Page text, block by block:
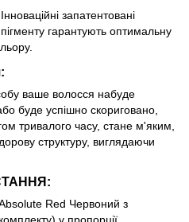
Інноваційні запатентовані
гарантують оптимальну
ваше волосся набуде
буде успішно скориговано,
тривалого часу, стане м'яким,
структуру, виглядаючи
Absolute Red Червоний з